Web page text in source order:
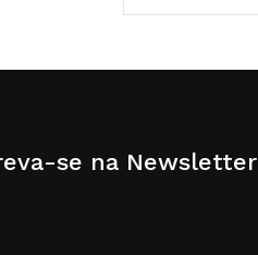
se na Newsletter